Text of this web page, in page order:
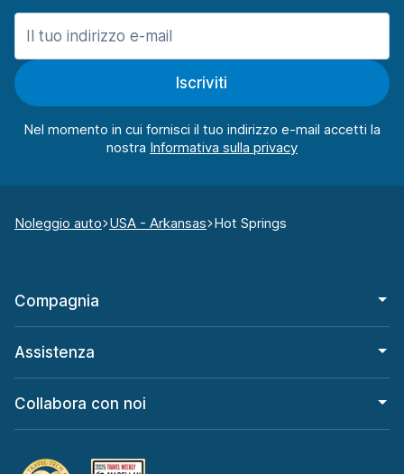
Iscriviti
Nel momento in cui fornisci il tuo indirizzo e-mail accetti la
nostra
Noleggio auto USA - Arkansas Hot Springs
Compagnia
Assistenza
Collabora con noi